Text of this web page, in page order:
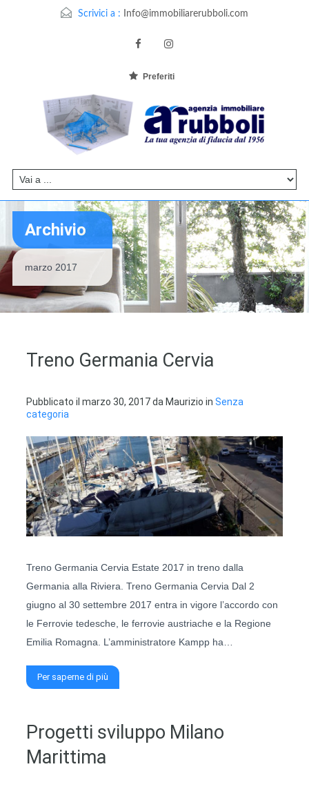
Scrivici a : Info@immobiliarerubboli.com
Preferiti
Archivio
marzo 2017
Treno Germania Cervia
Pubblicato il marzo 30, 2017da Maurizio in Senza
categoria
Treno Germania Cervia Estate 2017 in treno dalla
Germania alla Riviera. Treno Germania Cervia Dal 2
giugno al 30 settembre 2017 entra in vigore l’accordo con
le Ferrovie tedesche, le ferrovie austriache e la Regione
Emilia Romagna. L’amministratore Kampp ha…
Per saperne di più
Progetti sviluppo Milano
Marittima